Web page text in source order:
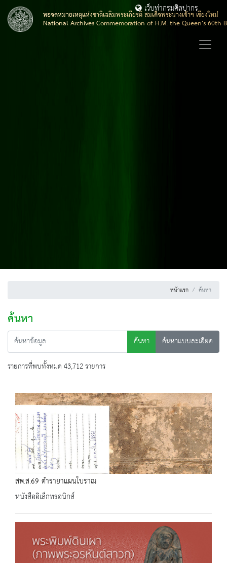
หอจดหมายเหตุแห่งชาติเฉลิมพระเกียรติ สมเด็จพระนางเจ้าฯ เชียงใหม่
National Archives Commemoration of H.M. the Queen's 60th
เว็บท่ากรมศิลปากร
หน้าแรก ค้นหา
ค้นหา
ค้นหา
ค้นหาแบบละเอียด
รายการที่พบทั้งหมด 43,712 รายการ
สพ.ส.69 ตำรายาแผนโบราณ
หนังสืออิเล็กทรอนิกส์